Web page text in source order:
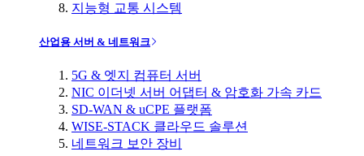
지능형 교통 시스템
산업용 서버 & 네트워크
5G & 엣지 컴퓨터 서버
NIC 이더넷 서버 어댑터 & 암호화 가속 카드
SD-WAN & uCPE 플랫폼
WISE-STACK 클라우드 솔루션
네트워크 보안 장비